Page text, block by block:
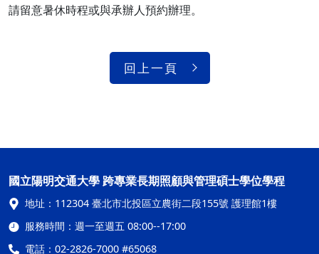
請留意暑休時程或與承辦人預約辦理。
回上一頁
國立陽明交通大學 跨專業長期照顧與管理碩士學位學程
地址： 112304 臺北市北投區立農街二段155號 護理館1樓
服務時間： 週一至週五 08:00--17:00
電話： 02-2826-7000 #65068